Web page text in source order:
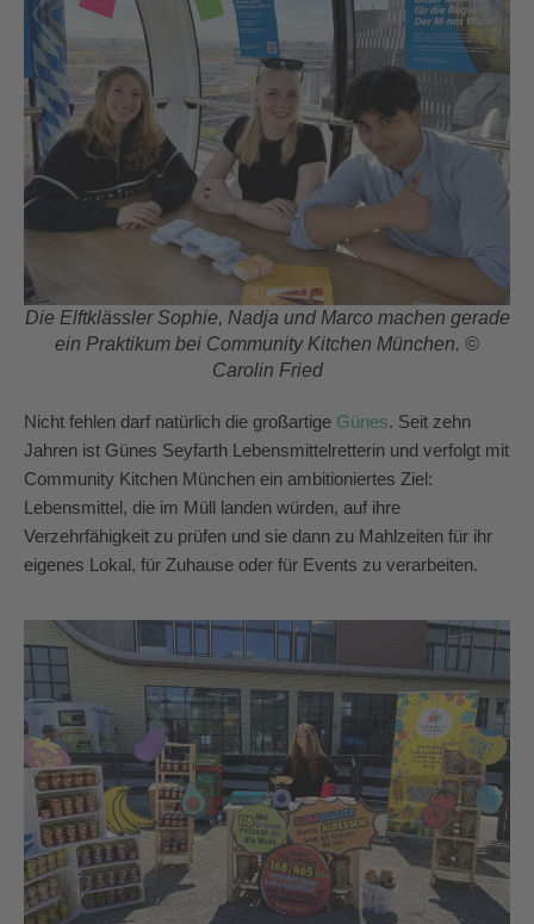
Die Elftklässler Sophie, Nadja und Marco machen gerade
ein Praktikum bei Community Kitchen München. ©
Carolin Fried
Nicht fehlen darf natürlich die großartige Günes. Seit zehn
Jahren ist Günes Seyfarth Lebensmittelretterin und verfolgt mit
Community Kitchen München ein ambitioniertes Ziel:
Lebensmittel, die im Müll landen würden, auf ihre
Verzehrfähigkeit zu prüfen und sie dann zu Mahlzeiten für ihr
eigenes Lokal, für Zuhause oder für Events zu verarbeiten.